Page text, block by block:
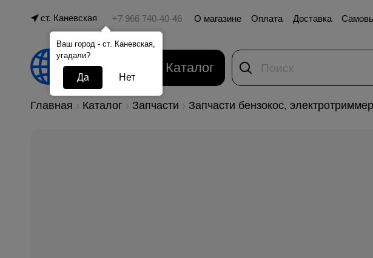
ст. Каневская О магазине Оплата Доставка
Каталог
Главная Каталог Запчасти Запчасти бензокос,
Ваш город - ст. Каневская,
угадали?
Да Нет